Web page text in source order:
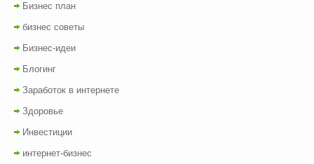
Бизнес план
бизнес советы
Бизнес-идеи
Блогинг
Заработок в интернете
Здоровье
Инвестиции
интернет-бизнес